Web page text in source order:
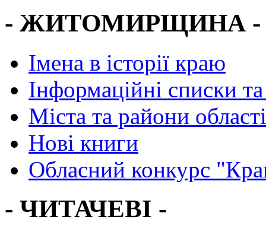
- ЖИТОМИРЩИНА -
Імена в історії краю
Інформаційні списки
Міста та райони області
Нові книги
Обласний конкурс
- ЧИТАЧЕВІ -